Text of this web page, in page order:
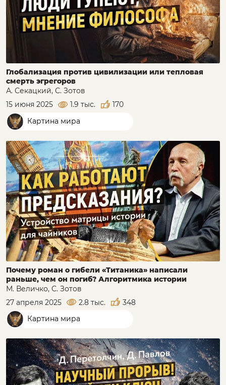
Глобализация против цивилизации или тепловая
смерть эгрегоров
А. Секацкий, С. Зотов
15 июня 2025
1.9 тыс.
170
Картина мира
Почему роман о гибели «Титаника» написали
раньше, чем он погиб? Алгоритмика истории
М. Величко, С. Зотов
27 апреля 2025
2.8 тыс.
348
Картина мира